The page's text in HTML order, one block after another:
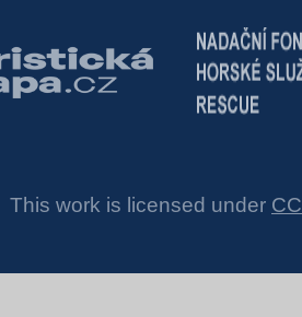
This work is licensed under